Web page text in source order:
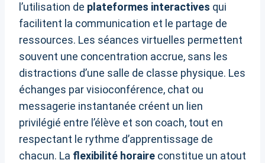
l’utilisation de plateformes interactives qui
facilitent la communication et le partage de
ressources. Les séances virtuelles permettent
souvent une concentration accrue, sans les
distractions d’une salle de classe physique. Les
échanges par visioconférence, chat ou
messagerie instantanée créent un lien
privilégié entre l’élève et son coach, tout en
respectant le rythme d’apprentissage de
chacun. La flexibilité horaire constitue un atout